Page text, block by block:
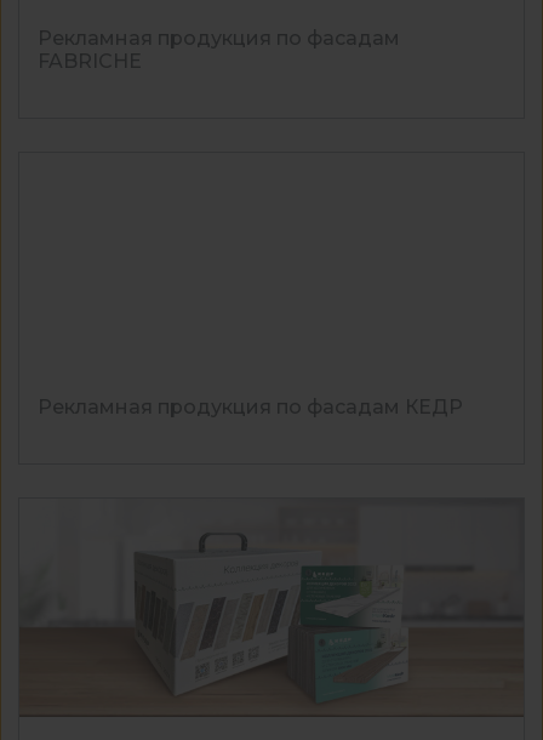
Рекламная продукция по фасадам
FABRICHE
Рекламная продукция по фасадам КЕДР